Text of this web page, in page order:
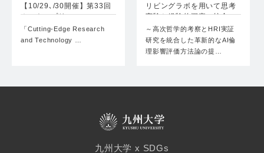
【10/29､/30開催】第33回
ホットスプリ…
「Cutting-Edge Research
and Technology …
リビングラボを用いて思考
実験と経験的洞察の統合
で…
～高次哲学的考察とHRI実証
研究を統合した革新的なAI倫
理影響評価方法論の提…
九州大学 x SDGs